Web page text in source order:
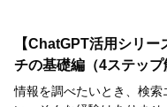
【ChatGPT活用シリ
チの基礎編（4ステップ
情報を調べたいとき、検